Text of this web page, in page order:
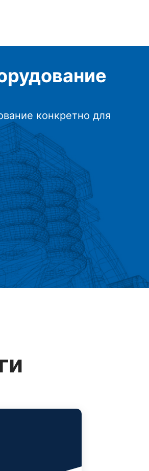
конкретно для